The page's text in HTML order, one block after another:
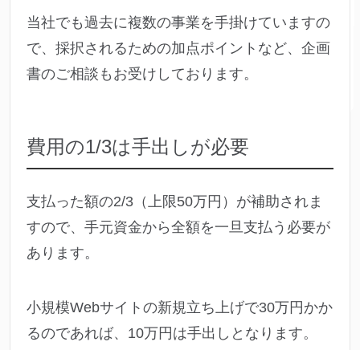
当社でも過去に複数の事業を手掛けていますの
で、採択されるための加点ポイントなど、企画
書のご相談もお受けしております。
費用の1/3は手出しが必要
支払った額の2/3（上限50万円）が補助されま
すので、手元資金から全額を一旦支払う必要が
あります。
小規模Webサイトの新規立ち上げで30万円かか
るのであれば、10万円は手出しとなります。